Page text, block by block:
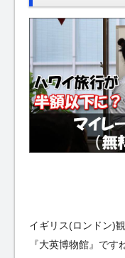
ッ
イギリス(ロンドン)
『大英博物館』です